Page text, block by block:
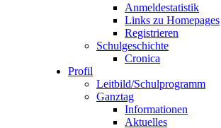
Anmeldestatistik
Links zu Homepages
Registrieren
Schulgeschichte
Cronica
Profil
Leitbild/Schulprogramm
Ganztag
Informationen
Aktuelles